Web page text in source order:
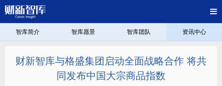
智库简介 智库愿景 智库团队 资讯中心
财新智库与格盛集团启动全面战略合作 将共
同发布中国大宗商品指数